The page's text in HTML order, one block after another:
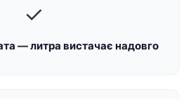
✓
— литра вистачає надовго